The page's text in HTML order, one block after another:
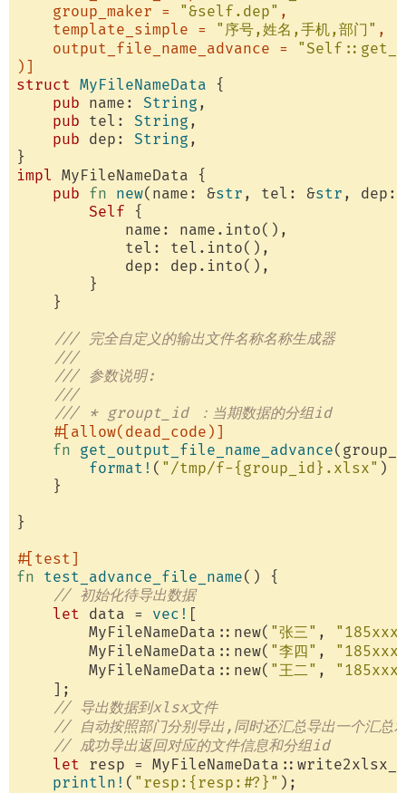
    group_maker =
"&self.dep" ,
    template_simple =
"序号,姓名,手机,部门" ,
    output_file_name_advance =
)]
struct MyFileNameData {
pub name: String ,
pub tel: String ,
pub dep: String ,
impl MyFileNameData {
pub fn new(name: &str , tel: &str , dep:
Self {
            name: name.into(),
            tel: tel.into(),
            dep: dep.into(),
        }
    }
/// 完全自定义的输出文件名称名称生成器
///
/// 参数说明:
///
/// * groupt_id ：当期数据的分组id
#[allow(dead_code)]
fn get_output_file_name_advance
format! ( "/tmp/f-{group_id}.xlsx" )
    }
}
#[test]
fn test_advance_file_name() {
// 初始化待导出数据
let data = vec! [
        MyFileNameData::new(
"张三" ,
        MyFileNameData::new(
"李四" ,
        MyFileNameData::new(
"王二" ,
    ];
// 导出数据到xlsx文件
// 自动按照部门分别导出,同时还汇总导出一个汇总
// 成功导出返回对应的文件信息和分组id
let resp =
println! ( "resp:{resp:#?}" );